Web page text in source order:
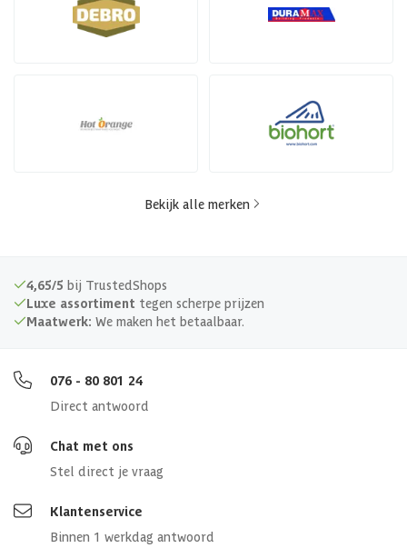
Bekijk alle merken
4,65/5 bij TrustedShops
Luxe assortiment tegen scherpe prijzen
Maatwerk: We maken het betaalbaar.
076 - 80 801 24
Direct antwoord
Chat met ons
Stel direct je vraag
Klantenservice
Binnen 1 werkdag antwoord